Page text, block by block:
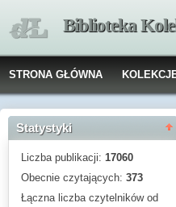
Biblioteka
STRONA GŁÓWNA
Statystyki
Liczba publikacji: 17060
Obecnie czytających: 373
Łączna liczba czytelników od